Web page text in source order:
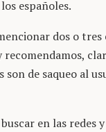
españoles.
dos o
recomendamos,
de saqueo al
en las redes